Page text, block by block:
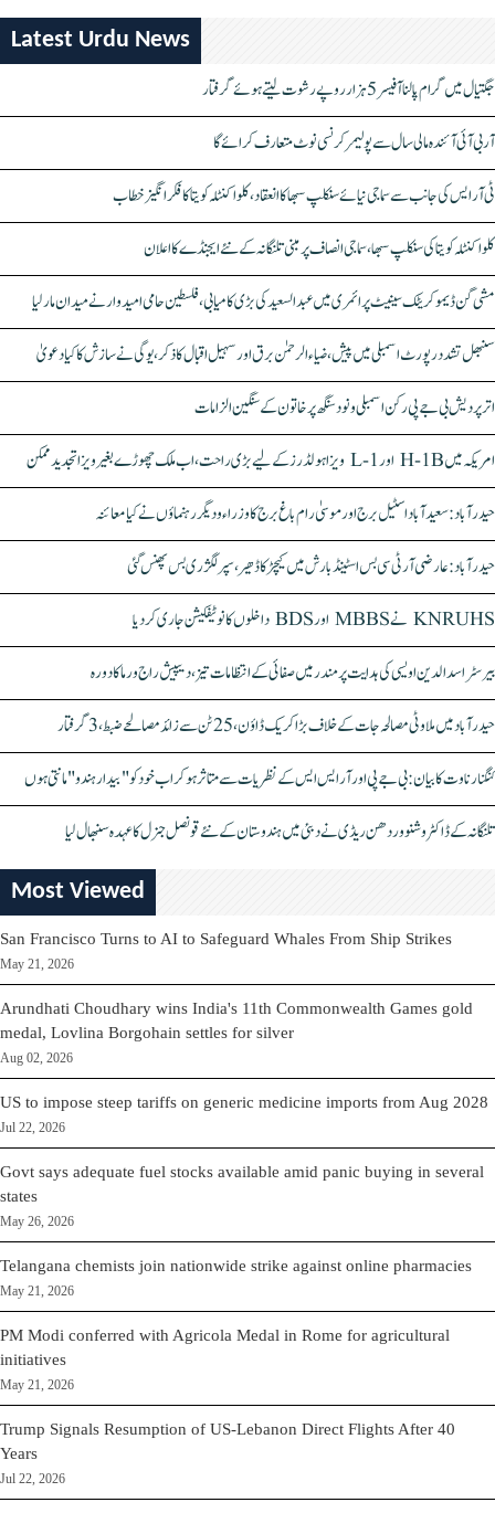
Latest Urdu News
جگتیال میں گرام پالنا آفیسر 5 ہزار روپے رشوت لیتے ہوئے گرفتار
آر بی آئی آئندہ مالی سال سے پولیمر کرنسی نوٹ متعارف کرائے گا
ٹی آر ایس کی جانب سے سماجی نیائے سنکلپ سبھا کا انعقاد، کلواکنٹلہ کویتا کا فکر انگیز خطاب
کلواکنٹلہ کویتا کی سنکلپ سبھا، سماجی انصاف پر مبنی تلنگانہ کے نئے ایجنڈے کا اعلان
مشی گن ڈیموکریٹک سینیٹ پرائمری میں عبدالسعید کی بڑی کامیابی، فلسطین حامی امیدوار نے میدان مار لیا
سنبھل تشدد رپورٹ اسمبلی میں پیش، ضیاء الرحمٰن برق اور سہیل اقبال کا ذکر، یوگی نے سازش کا کیا دعویٰ
اتر پردیش بی جے پی رکن اسمبلی ونود سنگھ پر خاتون کے سنگین الزامات
امریکہ میں H-1B اور L-1 ویزا ہولڈرز کے لیے بڑی راحت، اب ملک چھوڑے بغیر ویزا تجدید ممکن
حیدرآباد: سعیدآباد اسٹیل برج اور موسیٰ رام باغ برج کا وزراء و دیگر رہنماؤں نے کیا معائنہ
حیدرآباد: عارضی آر ٹی سی بس اسٹینڈ بارش میں کیچڑ کا ڈھیر، سپر لگژری بس پھنس گئی
KNRUHS نے MBBS اور BDS داخلوں کا نوٹیفکیشن جاری کر دیا
بیرسٹر اسدالدین اویسی کی ہدایت پر مندر میں صفائی کے انتظامات تیز، دیپیش راج ورما کا دورہ
حیدرآباد میں ملاوٹی مصالحہ جات کے خلاف بڑا کریک ڈاؤن، 25 ٹن سے زائد مصالحے ضبط، 3 گرفتار
کنگنا رناوت کا بیان: بی جے پی اور آر ایس ایس کے نظریات سے متاثر ہو کر اب خود کو "بیدار ہندو" مانتی ہوں
تلنگانہ کے ڈاکٹر وشنو وردھن ریڈی نے دبئی میں ہندوستان کے نئے قونصل جنرل کا عہدہ سنبھال لیا
Most Viewed
San Francisco Turns to AI to Safeguard Whales From Ship Strikes
May 21, 2026
Arundhati Choudhary wins India's 11th Commonwealth Games gold
medal, Lovlina Borgohain settles for silver
Aug 02, 2026
US to impose steep tariffs on generic medicine imports from Aug 2028
Jul 22, 2026
Govt says adequate fuel stocks available amid panic buying in several
states
May 26, 2026
Telangana chemists join nationwide strike against online pharmacies
May 21, 2026
PM Modi conferred with Agricola Medal in Rome for agricultural
initiatives
May 21, 2026
Trump Signals Resumption of US-Lebanon Direct Flights After 40
Years
Jul 22, 2026